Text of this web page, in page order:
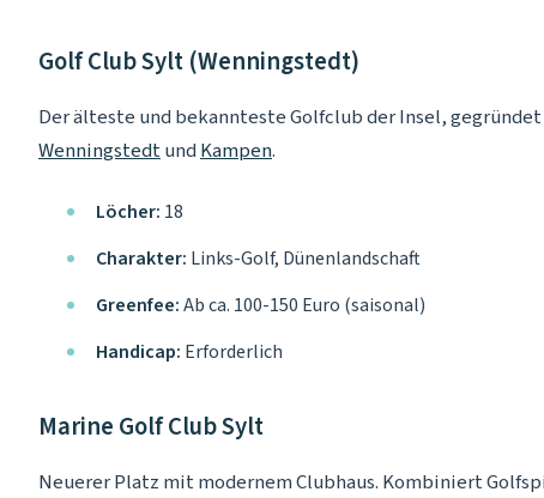
Golf Club Sylt (Wenningstedt)
Der älteste und bekannteste Golfclub der Insel,
WenningstedtundKampen.
Löcher: 18
Charakter: Links-Golf, Dünenlandschaft
Greenfee:Ab ca. 100-150 Euro (saisonal)
Handicap: Erforderlich
Marine Golf Club Sylt
Neuerer Platz mit modernem Clubhaus. Kombiniert